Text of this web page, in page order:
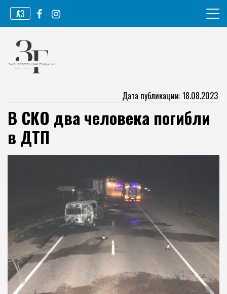
Перейти
содержимому
ҚАЗ
Законопослушный гражданин
Дата публикации: 18.08.2023
В СКО два человека погибли
в ДТП